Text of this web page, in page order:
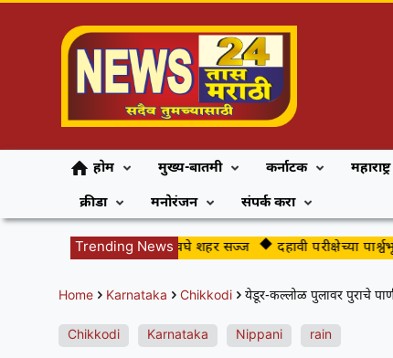
होम मुख्य-बातमी कर्नाटक महाराष्ट्र
क्रीडा
मनोरंजन संपर्क करा
Trending News
स्वागतासाठी अवघे शहर सज्ज दहावी परीक्षेच्या
Home Karnataka Chikkodi येडूर-कल्लोळ पुलावर पुराचे
Chikkodi Karnataka Nippani rain